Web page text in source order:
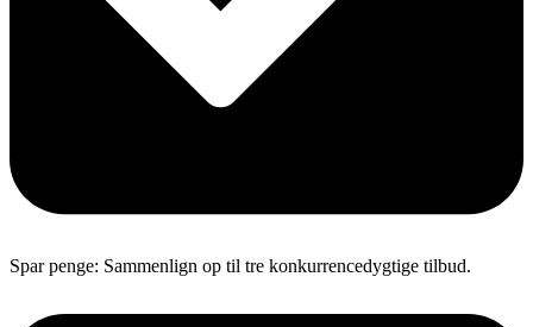
Spar penge: Sammenlign op til tre konkurrencedygtige tilbud.